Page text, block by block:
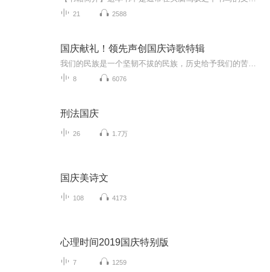
21 2588
国庆献礼！领先声创国庆诗歌特辑
8 6076
刑法国庆
26 1.7万
国庆美诗文
108 4173
心理时间2019国庆特别版
7 1259